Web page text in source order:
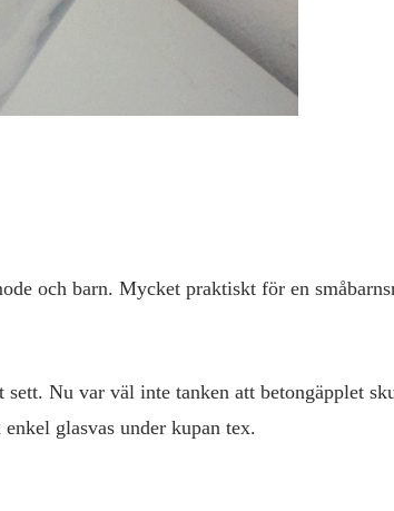
och barn. Mycket praktiskt för en
Nu var väl inte tanken att betongäpplet
glasvas under kupan tex.